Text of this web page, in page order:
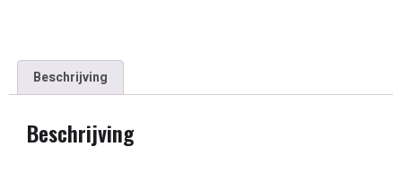
Beschrijving
Beschrijving